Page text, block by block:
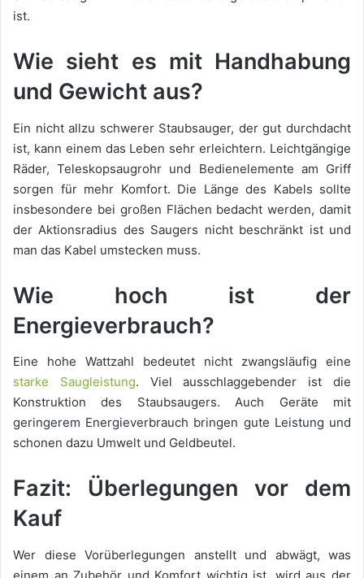
ist.
Wie sieht es mit Handhabung
und Gewicht aus?
Ein nicht allzu schwerer Staubsauger, der gut durchdacht
ist, kann einem das Leben sehr erleichtern. Leichtgängige
Räder, Teleskopsaugrohr und Bedienelemente am Griff
sorgen für mehr Komfort. Die Länge des Kabels sollte
insbesondere bei großen Flächen bedacht werden, damit
der Aktionsradius des Saugers nicht beschränkt ist und
man das Kabel umstecken muss.
Wie hoch ist der
Energieverbrauch?
Eine hohe Wattzahl bedeutet nicht zwangsläufig eine
starke Saugleistung. Viel ausschlaggebender ist die
Konstruktion des Staubsaugers. Auch Geräte mit
geringerem Energieverbrauch bringen gute Leistung und
schonen dazu Umwelt und Geldbeutel.
Fazit: Überlegungen vor dem
Kauf
Wer diese Vorüberlegungen anstellt und abwägt, was